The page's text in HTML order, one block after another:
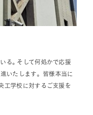
る。そして何処かで応援
いたします。 皆様本当に
工学校に対するご支援を